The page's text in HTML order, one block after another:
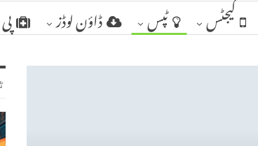
گیجٹس ٹپس ڈاؤن لوڈز